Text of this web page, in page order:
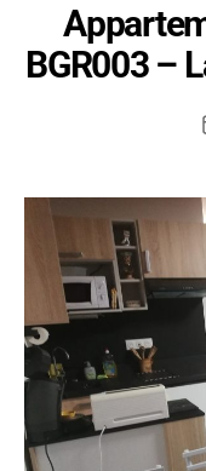
BGR003 –